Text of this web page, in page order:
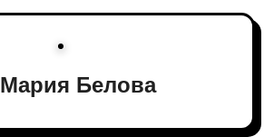
Мария Белова